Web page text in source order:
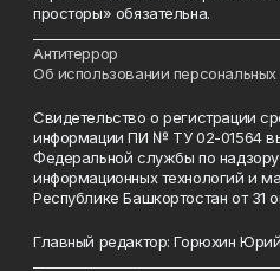
просторы» обязательна.
Антитеррор
Об использовании персональных
Свидетельство о регистрации
информации ПИ № ТУ 02-01564
Федеральной службы по
информационных технологий и
Республике Башкортостан от 31
Главный редактор: Горюхин